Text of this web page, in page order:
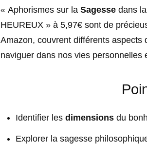
« Aphorismes sur la Sagesse dans
HEUREUX » à 5,97€ sont de
Amazon, couvrent différents
naviguer dans nos vies personnelles
Identifier les dimensions du
Explorer la sagesse